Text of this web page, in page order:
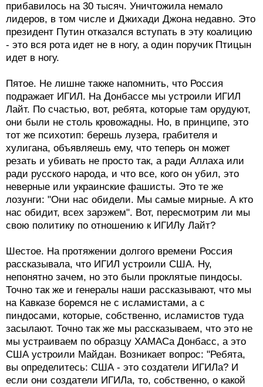
прибавилось на 30 тысяч. Уничтожила немало
лидеров, в том числе и Джихади Джона недавно. Это
президент Путин отказался вступать в эту коалицию
- это вся рота идет не в ногу, а один поручик Птицын
идет в ногу.
Пятое. Не лишне также напомнить, что Россия
подражает ИГИЛ. На Донбассе мы устроили ИГИЛ
Лайт. По счастью, вот, ребята, которые там орудуют,
они были не столь кровожадны. Но, в принципе, это
тот же психотип: берешь лузера, грабителя и
хулигана, объявляешь ему, что теперь он может
резать и убивать не просто так, а ради Аллаха или
ради русского народа, и что все, кого он убил, это
неверные или украинские фашисты. Это те же
лозунги: "Они нас обидели. Мы самые мирные. А кто
нас обидит, всех зарэжем". Вот, пересмотрим ли мы
свою политику по отношению к ИГИЛу Лайт?
Шестое. На протяжении долгого времени Россия
рассказывала, что ИГИЛ устроили США. Ну,
непонятно зачем, но это были проклятые пиндосы.
Точно так же и генералы наши рассказывают, что мы
на Кавказе боремся не с исламистами, а с
пиндосами, которые, собственно, исламистов туда
засылают. Точно так же мы рассказываем, что это не
мы устраиваем по образцу ХАМАСа Донбасс, а это
США устроили Майдан. Возникает вопрос: "Ребята,
вы определитесь: США - это создатели ИГИЛа? И
если они создатели ИГИЛа, то, собственно, о какой